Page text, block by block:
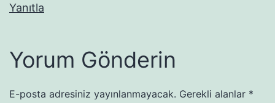
Yanıtla
Yorum Gönderin
E-posta adresiniz yayınlanmayacak. Gerekli alanlar *